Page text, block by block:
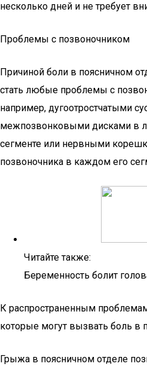
несколько дней и не требует
Проблемы с позвоночником
Причиной боли в поясничном
стать любые проблемы с
например, дугоотростчатыми
межпозвонковыми дисками в
сегменте или нервными
позвоночника в каждом его
Читайте также:
Беременность болит
К распространенным
которые могут вызвать боль в
Грыжа в поясничном отделе